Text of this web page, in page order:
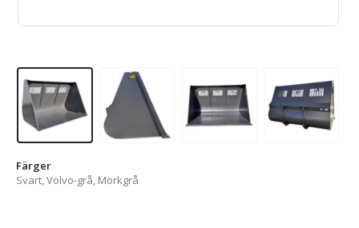
Färger
Svart, Volvo-grå, Mörkgrå